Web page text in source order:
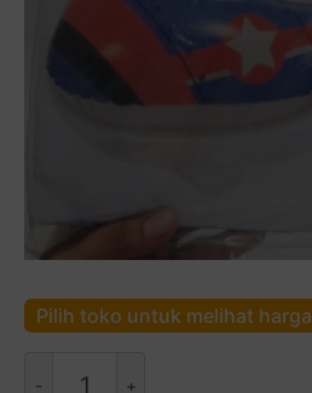
Pilih toko untuk melihat harga